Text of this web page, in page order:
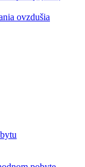
ovzdušia